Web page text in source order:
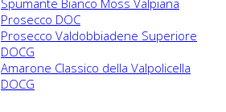
Spumante Bianco Moss Valpiana
Prosecco DOC
Prosecco Valdobbiadene Superiore
DOCG
Amarone Classico della Valpolicella
DOCG